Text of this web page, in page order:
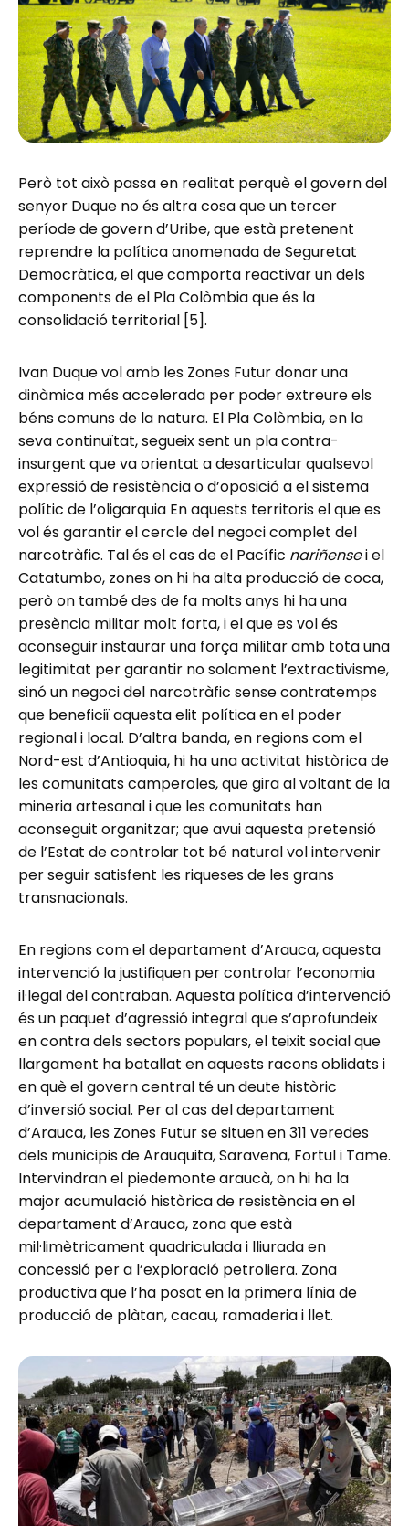
Però tot això passa en realitat perquè el govern del
senyor Duque no és altra cosa que un tercer
període de govern d’Uribe, que està pretenent
reprendre la política anomenada de Seguretat
Democràtica, el que comporta reactivar un dels
components de el Pla Colòmbia que és la
consolidació territorial [5].
Ivan Duque vol amb les Zones Futur donar una
dinàmica més accelerada per poder extreure els
béns comuns de la natura. El Pla Colòmbia, en la
seva continuïtat, segueix sent un pla contra-
insurgent que va orientat a desarticular qualsevol
expressió de resistència o d’oposició a el sistema
polític de l’oligarquia En aquests territoris el que es
vol és garantir el cercle del negoci complet del
narcotràfic. Tal és el cas de el Pacífic nariñensei el
Catatumbo, zones on hi ha alta producció de coca,
però on també des de fa molts anys hi ha una
presència militar molt forta, i el que es vol és
aconseguir instaurar una força militar amb tota una
legitimitat per garantir no solament l’extractivisme,
sinó un negoci del narcotràfic sense contratemps
que beneficiï aquesta elit política en el poder
regional i local. D’altra banda, en regions com el
Nord-est d’Antioquia, hi ha una activitat històrica de
les comunitats camperoles, que gira al voltant de la
mineria artesanal i que les comunitats han
aconseguit organitzar; que avui aquesta pretensió
de l’Estat de controlar tot bé natural vol intervenir
per seguir satisfent les riqueses de les grans
transnacionals.
En regions com el departament d’Arauca, aquesta
intervenció la justifiquen per controlar l’economia
il·legal del contraban. Aquesta política d’intervenció
és un paquet d’agressió integral que s’aprofundeix
en contra dels sectors populars, el teixit social que
llargament ha batallat en aquests racons oblidats i
en què el govern central té un deute històric
d’inversió social. Per al cas del departament
d’Arauca, les Zones Futur se situen en 311 veredes
dels municipis de Arauquita, Saravena, Fortul i Tame.
Intervindran el piedemonte araucà, on hi ha la
major acumulació històrica de resistència en el
departament d’Arauca, zona que està
mil·limètricament quadriculada i lliurada en
concessió per a l’exploració petroliera. Zona
productiva que l’ha posat en la primera línia de
producció de plàtan, cacau, ramaderia i llet.